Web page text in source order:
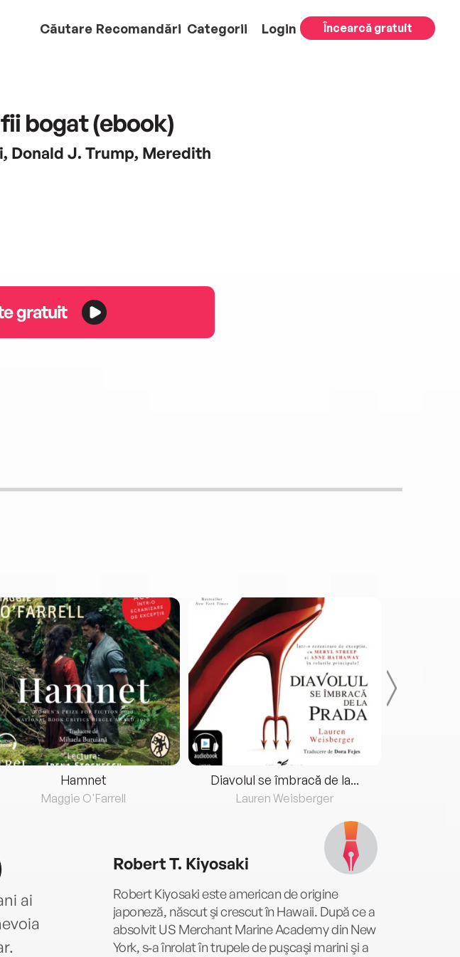
Căutare Recomandări Categorii Login Încearcă gratuit
bogat (ebook)
Donald J. Trump, Meredith
gratuit
Hamnet
Maggie O'Farrell
Diavolul se îmbracă de la...
Lauren Weisberger
ai
Robert T. Kiyosaki
Robert Kiyosaki este american de origine
japoneză, născut şi crescut în Hawaii. După ce a
absolvit US Merchant Marine Academy din New
York, s‑a înrolat în trupele de puşcaşi marini şi a